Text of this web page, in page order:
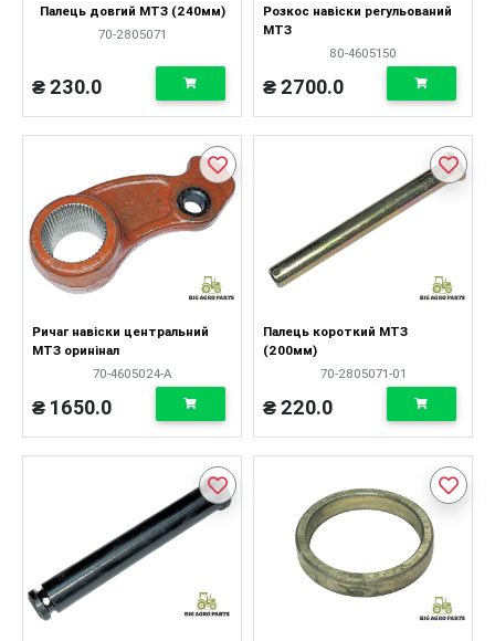
Палець довгий МТЗ (240мм)
70-2805071
₴ 230.0
Розкос навіски регульований
МТЗ
80-4605150
₴ 2700.0
Ричаг навіски центральний
МТЗ оринінал
70-4605024-A
₴ 1650.0
Палець короткий МТЗ
(200мм)
70-2805071-01
₴ 220.0